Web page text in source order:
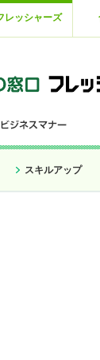
レッシャーズ
スキルアップ